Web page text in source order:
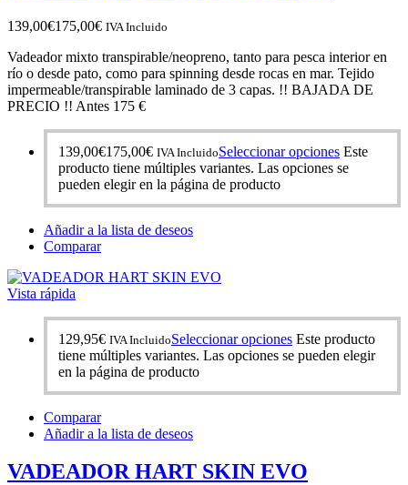
139,00€175,00€ IVA Incluido
Vadeador mixto transpirable/neopreno, tanto para pesca interior en
río o desde pato, como para spinning desde rocas en mar. Tejido
impermeable/transpirable laminado de 3 capas. !! BAJADA DE
PRECIO !! Antes 175 €
139,00€175,00€ IVA IncluidoSeleccionar opciones Este
producto tiene múltiples variantes. Las opciones se
pueden elegir en la página de producto
Añadir a la lista de deseos
Comparar
Vista rápida
129,95€ IVA IncluidoSeleccionar opciones Este producto
tiene múltiples variantes. Las opciones se pueden elegir
en la página de producto
Comparar
Añadir a la lista de deseos
VADEADOR HART SKIN EVO